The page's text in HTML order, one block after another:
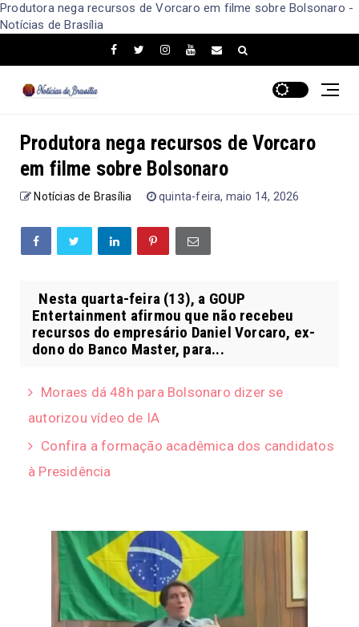
Produtora nega recursos de Vorcaro em filme sobre Bolsonaro -
Notícias de Brasília
Produtora nega recursos de Vorcaro
em filme sobre Bolsonaro
Notícias de Brasília quinta-feira, maio 14, 2026
Nesta quarta-feira (13), a GOUP
Entertainment afirmou que não recebeu
recursos do empresário Daniel Vorcaro, ex-
dono do Banco Master, para...
Moraes dá 48h para Bolsonaro dizer se
autorizou vídeo de IA
Confira a formação acadêmica dos candidatos
à Presidência